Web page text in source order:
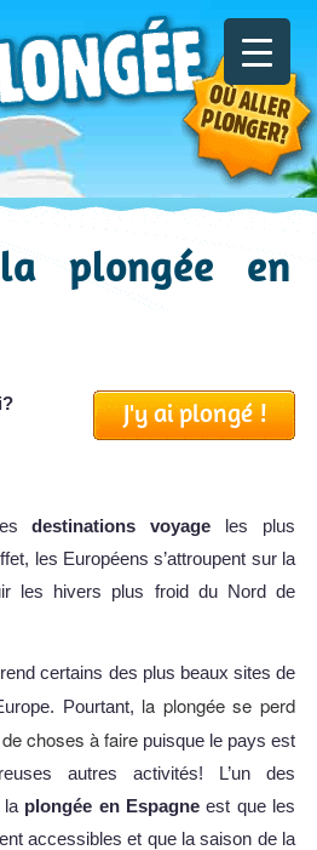
plongée en
J'y ai plongé !
destinations voyage les plus
les Européens s’attroupent sur la
les hivers plus froid du Nord de
certains des plus beaux sites de
Pourtant, la plongée se perd
choses à faire puisque le pays est
autres activités! L’un des
la plongée en Espagne est que les
accessibles et que la saison de la